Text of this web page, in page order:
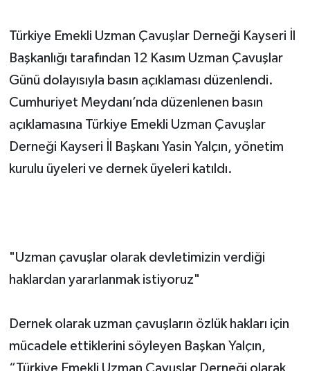
Türkiye Emekli Uzman Çavuşlar Derneği Kayseri İl
Başkanlığı tarafından 12 Kasım Uzman Çavuşlar
Günü dolayısıyla basın açıklaması düzenlendi.
Cumhuriyet Meydanı’nda düzenlenen basın
açıklamasına Türkiye Emekli Uzman Çavuşlar
Derneği Kayseri İl Başkanı Yasin Yalçın, yönetim
kurulu üyeleri ve dernek üyeleri katıldı.
"Uzman çavuşlar olarak devletimizin verdiği
haklardan yararlanmak istiyoruz"
Dernek olarak uzman çavuşların özlük hakları için
mücadele ettiklerini söyleyen Başkan Yalçın,
“Türkiye Emekli Uzman Çavuşlar Derneği olarak,